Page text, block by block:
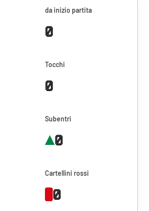
da inizio partita
0
Tocchi
0
Subentri
0
Cartellini rossi
0